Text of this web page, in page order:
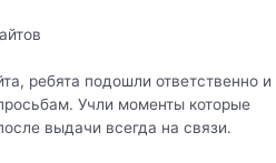
ребята подошли ответственно и
Учли моменты которые
выдачи всегда на связи.